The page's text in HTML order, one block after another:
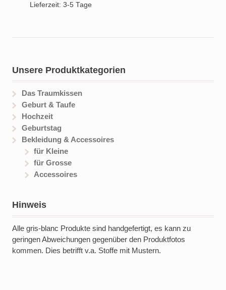
Lieferzeit: 3-5 Tage
Unsere Produktkategorien
Das Traumkissen
Geburt & Taufe
Hochzeit
Geburtstag
Bekleidung & Accessoires
für Kleine
für Grosse
Accessoires
Hinweis
Alle gris-blanc Produkte sind handgefertigt, es kann zu
geringen Abweichungen gegenüber den Produktfotos
kommen. Dies betrifft v.a. Stoffe mit Mustern.